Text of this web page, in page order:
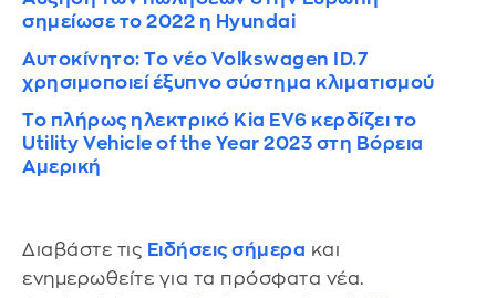
σημείωσε το 2022 η Hyundai
Αυτοκίνητο: Το νέο Volkswagen ID.7
χρησιμοποιεί έξυπνο σύστημα κλιματισμού
Το πλήρως ηλεκτρικό Kia EV6 κερδίζει το
Utility Vehicle of the Year 2023 στη Βόρεια
Αμερική
Διαβάστε τις Ειδήσεις σήμερα και
ενημερωθείτε για τα πρόσφατα νέα.